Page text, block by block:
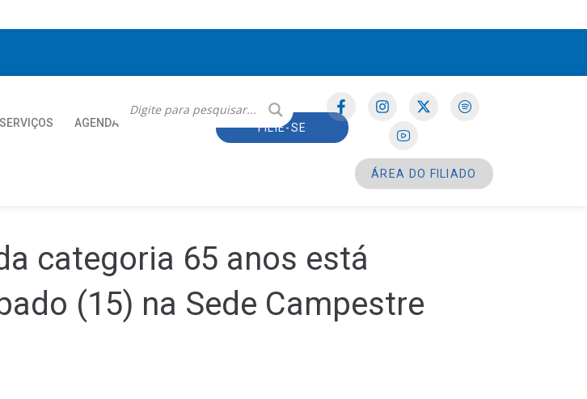
SERVIÇOS AGENDA FILIE-SE
ÁREA DO FILIADO
categoria 65 anos está
(15) na Sede Campestre